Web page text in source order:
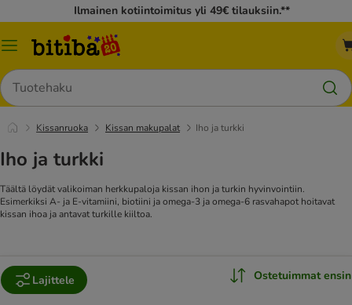
Ilmainen kotiintoimitus yli 49€ tilauksiin.**
Katalogivalikko
Hae
Kissanruoka Kissan makupalat Iho ja turkki
Iho ja turkki
Täältä löydät valikoiman herkkupaloja kissan ihon ja turkin hyvinvointiin.
Esimerkiksi A- ja E-vitamiini, biotiini ja omega-3 ja omega-6 rasvahapot hoitavat
kissan ihoa ja antavat turkille kiiltoa.
Lajittele Ostetuimmat ensin